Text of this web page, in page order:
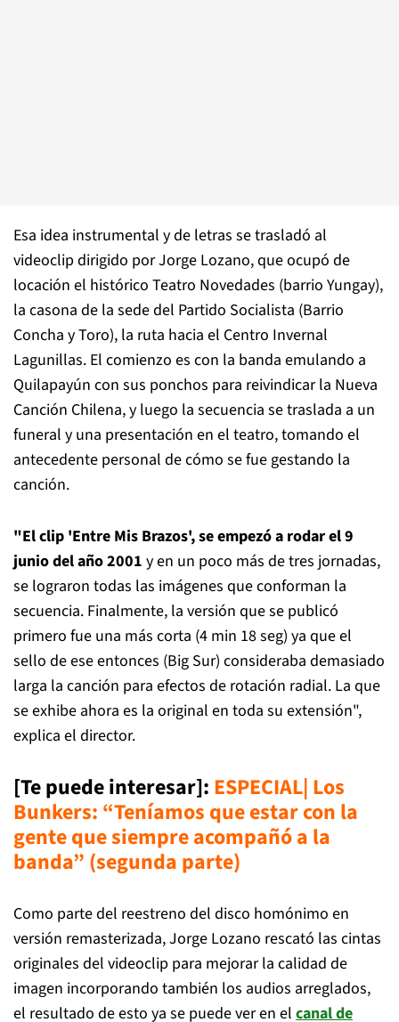
Esa idea instrumental y de letras se trasladó al
videoclip dirigido por Jorge Lozano, que ocupó de
locación el histórico Teatro Novedades (barrio Yungay),
la casona de la sede del Partido Socialista (Barrio
Concha y Toro), la ruta hacia el Centro Invernal
Lagunillas. El comienzo es con la banda emulando a
Quilapayún con sus ponchos para reivindicar la Nueva
Canción Chilena, y luego la secuencia se traslada a un
funeral y una presentación en el teatro, tomando el
antecedente personal de cómo se fue gestando la
canción.
"El clip 'Entre Mis Brazos', se empezó a rodar el 9
junio del año 2001 y en un poco más de tres jornadas,
se lograron todas las imágenes que conforman la
secuencia. Finalmente, la versión que se publicó
primero fue una más corta (4 min 18 seg) ya que el
sello de ese entonces (Big Sur) consideraba demasiado
larga la canción para efectos de rotación radial. La que
se exhibe ahora es la original en toda su extensión",
explica el director.
[Te puede interesar]: ESPECIAL| Los
Bunkers: “Teníamos que estar con la
gente que siempre acompañó a la
banda” (segunda parte)
Como parte del reestreno del disco homónimo en
versión remasterizada, Jorge Lozano rescató las cintas
originales del videoclip para mejorar la calidad de
imagen incorporando también los audios arreglados,
el resultado de esto ya se puede ver en el canal de